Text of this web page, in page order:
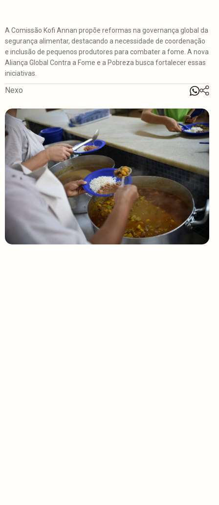
A Comissão Kofi Annan propõe reformas na governança global da
segurança alimentar, destacando a necessidade de coordenação
e inclusão de pequenos produtores para combater a fome. A nova
Aliança Global Contra a Fome e a Pobreza busca fortalecer essas
iniciativas.
Nexo